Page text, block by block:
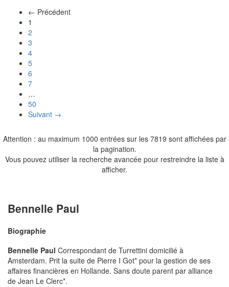
← Précédent
1
2
3
4
5
6
7
…
50
Suivant →
Attention : au maximum 1000 entrées sur les 7819 sont affichées par
la pagination.
Vous pouvez utiliser la recherche avancée pour restreindre la liste à
afficher.
Bennelle Paul
Biographie
Bennelle Paul Correspondant de Turrettini domicilié à
Amsterdam. Prit la suite de Pierre I Got* pour la gestion de ses
affaires financières en Hollande. Sans doute parent par alliance
de Jean Le Clerc*.